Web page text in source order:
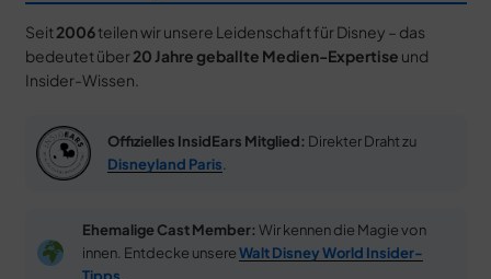
Seit 2006teilen wir unsere Leidenschaft für Disney – das
bedeutet über 20 Jahre geballte Medien-Expertise und
Insider-Wissen.
Offizielles InsidEars Mitglied: Direkter Draht zu
Disneyland Paris
Ehemalige Cast Member: Wir kennen die Magie von
innen. Entdecke unsereWalt Disney World Insider-
Tipps